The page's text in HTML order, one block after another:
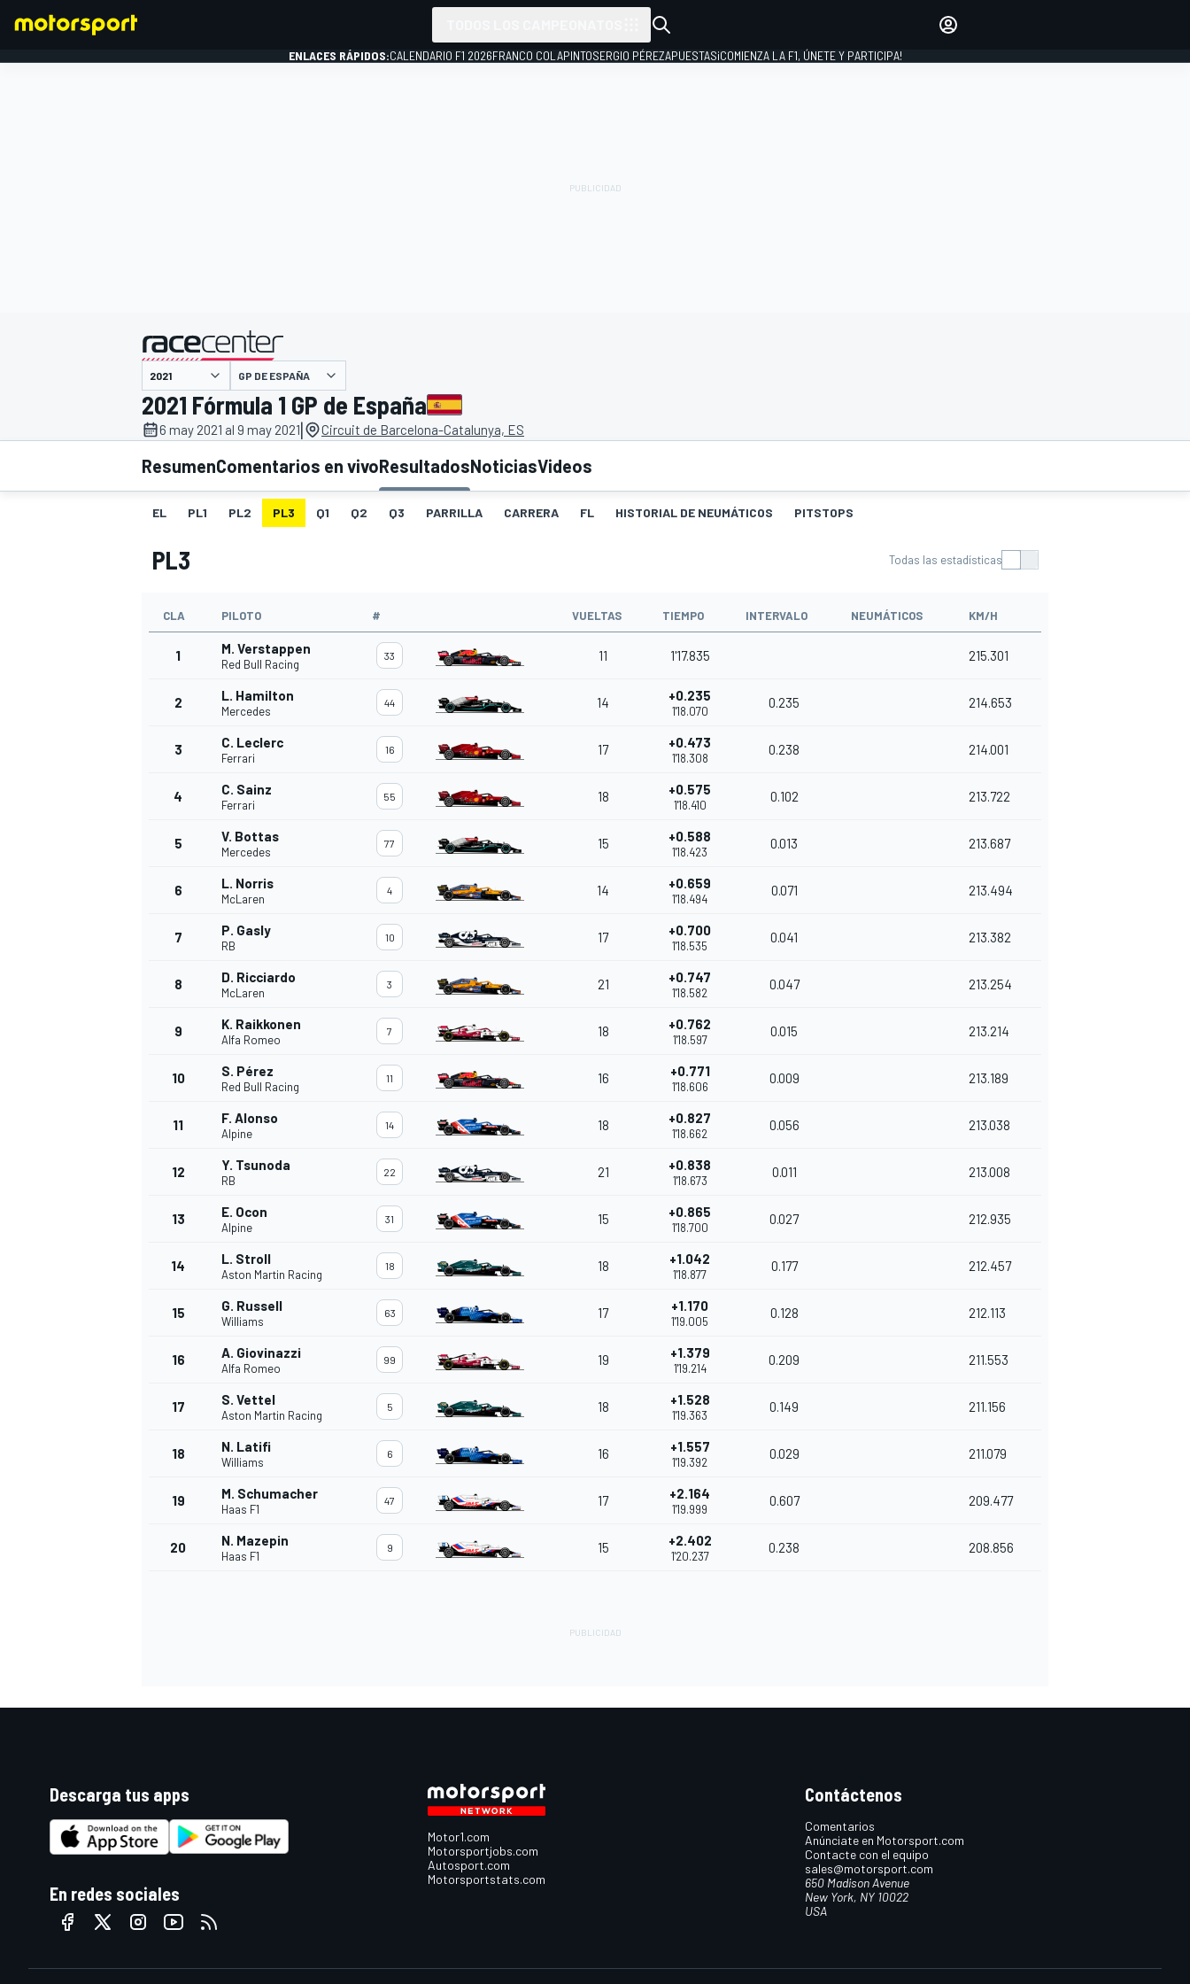
INDYCAR
FÓRMULA E
INICIAR SESIÓN
ENLACES RÁPIDOS:CALENDARIO F1 2026FRANCO COLAPINTOSERGIO PÉREZAPUESTAS¡COMIENZA LA F1, ÚNETE Y PARTICIPA!
presentado por
GP DE ESPAÑA
2021 Fórmula 1 GP de España
6 may 2021 al 9 may 2021| Circuit de Barcelona-Catalunya, ES
ResumenComentarios en vivoResultadosNoticiasVideos
EL PL1 PL2 PL3 Q1 Q2 Q3 PARRILLA CARRERA FL HISTORIAL DE NEUMÁTICOS PITSTOPS
PL3 Todas las estadísticas
CLA PILOTO # VUELTAS TIEMPO INTERVALO NEUMÁTICOS KM/H
1 M. Verstappen
Red Bull Racing
33 11 1'17.835 215.301
2 L. Hamilton
Mercedes
44 14 +0.235
1'18.070
0.235 214.653
3 C. Leclerc
Ferrari
16 17 +0.473
1'18.308
0.238 214.001
4 C. Sainz
Ferrari
55 18 +0.575
1'18.410
0.102 213.722
5 V. Bottas
Mercedes
77 15 +0.588
1'18.423
0.013 213.687
6 L. Norris
McLaren
4 14 +0.659
1'18.494
0.071 213.494
7 P. Gasly
RB
10 17 +0.700
1'18.535
0.041 213.382
8 D. Ricciardo
McLaren
3 21 +0.747
1'18.582
0.047 213.254
9 K. Raikkonen
Alfa Romeo
7 18 +0.762
1'18.597
0.015 213.214
10 S. Pérez
Red Bull Racing
11 16 +0.771
1'18.606
0.009 213.189
11 F. Alonso
Alpine
14 18 +0.827
1'18.662
0.056 213.038
12 Y. Tsunoda
RB
22 21 +0.838
1'18.673
0.011 213.008
13 E. Ocon
Alpine
31 15 +0.865
1'18.700
0.027 212.935
14 L. Stroll
Aston Martin Racing
18 18 +1.042
1'18.877
0.177 212.457
15 G. Russell
Williams
63 17 +1.170
1'19.005
0.128 212.113
16 A. Giovinazzi
Alfa Romeo
99 19 +1.379
1'19.214
0.209 211.553
17 S. Vettel
Aston Martin Racing
5 18 +1.528
1'19.363
0.149 211.156
18 N. Latifi
Williams
6 16 +1.557
1'19.392
0.029 211.079
19 M. Schumacher
Haas F1
47 17 +2.164
1'19.999
0.607 209.477
20 N. Mazepin
Haas F1
9 15 +2.402
1'20.237
0.238 208.856
Descarga tus apps
En redes sociales
Motor1.com
Motorsportjobs.com
Autosport.com
Motorsportstats.com
Contáctenos
Comentarios
Anúnciate en Motorsport.com
Contacte con el equipo
sales@motorsport.com
650 Madison Avenue
New York, NY 10022
USA